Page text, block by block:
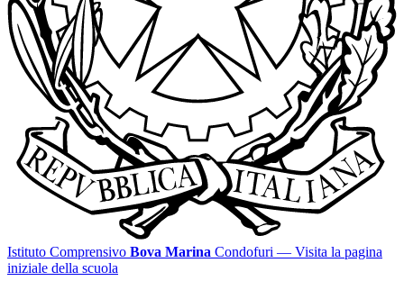
Istituto Comprensivo Bova Marina Condofuri — Visita la pagina
iniziale della scuola